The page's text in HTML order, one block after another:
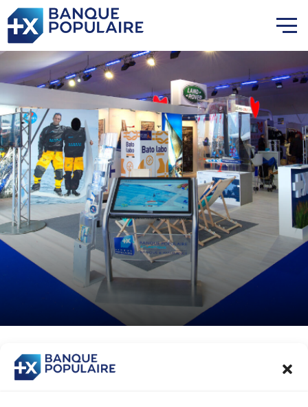
CONTENU
Lauriane Nolot en or à Long
Beach, sur le plan d'eau des
Jeux Olympiques 2028